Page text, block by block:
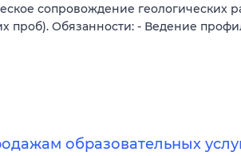
сопровождение геологических
проб). Обязанности: - Ведение
образовательных